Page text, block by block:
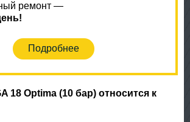
ремонт —
Подробнее
18 Optima (10 бар) относится к